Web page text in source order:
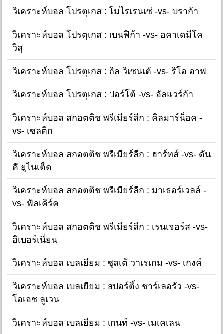
วิเคราะห์บอล โปรตุเกส : โมไรเรนเซ่ -vs- บราก้า
วิเคราะห์บอล โปรตุเกส : เบนฟิก้า -vs- อคาเดมีโค
วิสุ
วิเคราะห์บอล โปรตุเกส : กิล วิเซนเต้ -vs- ริโอ อาฟ
วิเคราะห์บอล โปรตุเกส : ปอร์โต้ -vs- อัลแวร์ก้า
วิเคราะห์บอล สกอตติช พรีเมียร์ลีก : คิลมาร์น็อค -
vs- เซลติก
วิเคราะห์บอล สกอตติช พรีเมียร์ลีก : ฮาร์ทส์ -vs- ดัน
ดี ยูไนเต็ด
วิเคราะห์บอล สกอตติช พรีเมียร์ลีก : มาเธอร์เวลล์ -
vs- ฟัลเคิร์ค
วิเคราะห์บอล สกอตติช พรีเมียร์ลีก : เรนเจอร์ส -vs-
ฮิเบอร์เนี่ยน
วิเคราะห์บอล เบลเยียม : ซุลเต้ วาเรเกม -vs- เกงค์
วิเคราะห์บอล เบลเยียม : สปอร์ติ้ง ชาร์เลอรัว -vs-
โอเอช ลูเวน
วิเคราะห์บอล เบลเยียม : เกนท์ -vs- เมเคเลน